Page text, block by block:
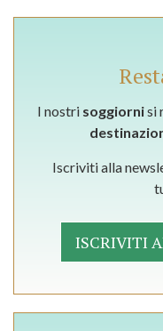
I nostri soggiornisi
Iscriviti alla
ISCRIVITI